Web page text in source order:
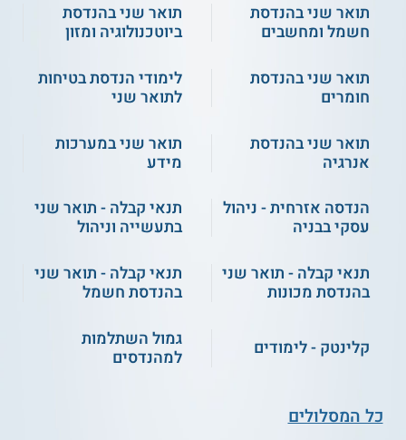
תואר שני בהנדסת
חשמל ומחשבים
תואר שני בהנדסת
ביוטכנולוגיה ומזון
תואר שני בהנדסת
חומרים
לימודי הנדסת בטיחות
לתואר שני
תואר שני בהנדסת
אנרגיה
תואר שני במערכות
מידע
הנדסה אזרחית - ניהול
עסקי בבניה
תנאי קבלה - תואר שני
בתעשייה וניהול
תנאי קבלה - תואר שני
בהנדסת מכונות
תנאי קבלה - תואר שני
בהנדסת חשמל
קלינטק - לימודים
גמול השתלמות
למהנדסים
כל המסלולים